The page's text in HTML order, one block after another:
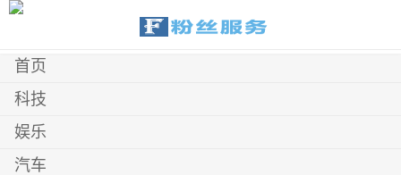
首页
科技
娱乐
汽车